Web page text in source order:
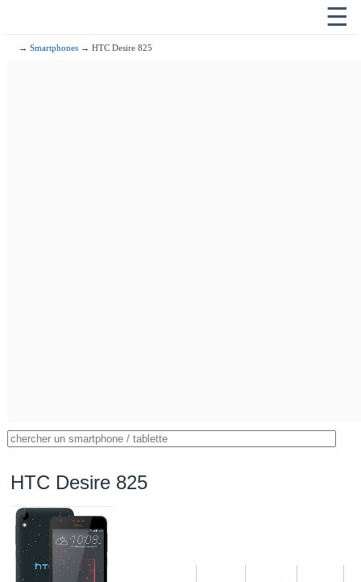
☰
→Smartphones → HTC Desire 825
HTC Desire 825